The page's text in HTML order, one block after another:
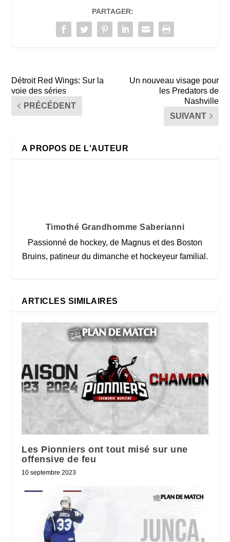
PARTAGER:
Détroit Red Wings: Sur la
voie des séries
PRÉCÉDENT
Un nouveau visage pour
les Predators de
Nashville
SUIVANT
A PROPOS DE L'AUTEUR
Timothé Grandhomme Saberianni
Passionné de hockey, de Magnus et des Boston
Bruins, patineur du dimanche et hockeyeur familial.
ARTICLES SIMILAIRES
Les Pionniers ont tout misé sur une
offensive de feu
10 septembre 2023